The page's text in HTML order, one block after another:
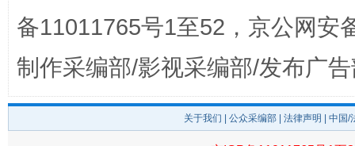
备11011765号1至52，京公网安
制作采编部/影视采编部/发布广
关于我们 公众采编部 法律声明 | 中国